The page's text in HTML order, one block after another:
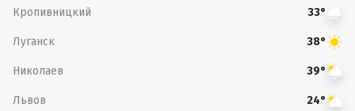
Кропивницкий 33°
Луганск 38°
Николаев 39°
Львов 24°